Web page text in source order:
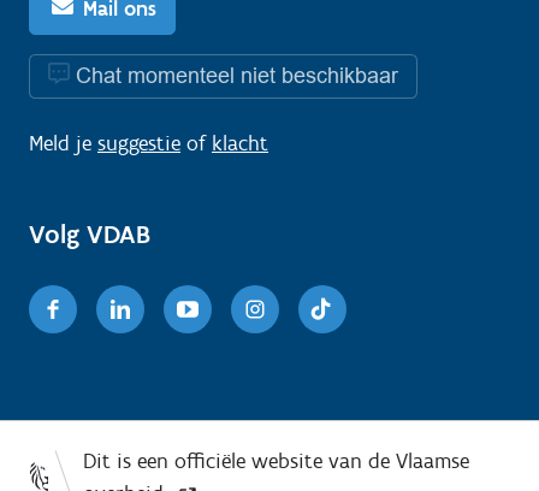
Mail ons
Chat momenteel niet beschikbaar
Meld je suggestie of klacht
Volg VDAB
FacebookLinkedinYoutubeInstagram